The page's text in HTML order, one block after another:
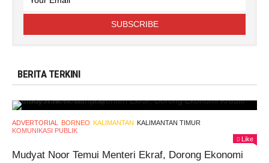
BERITA TERKINI
ADVERTORIAL BORNEO KALIMANTAN KALIMANTAN TIMUR
KOMUNIKASI PUBLIK
Like
Mudyat Noor Temui Menteri Ekraf, Dorong Ekonomi